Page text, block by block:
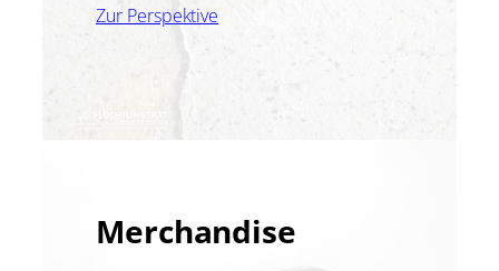
Zur Perspektive
Merchandise